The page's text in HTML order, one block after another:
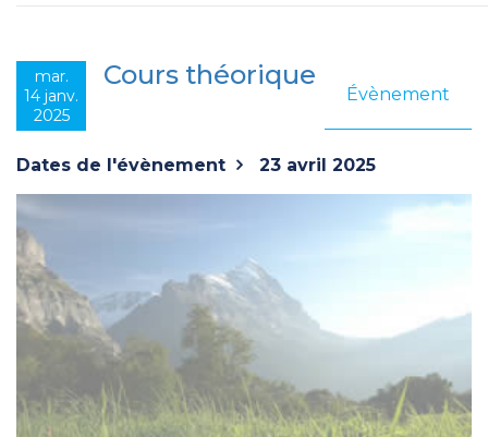
mar.
14 janv.
2025
Évènement
Cours théorique
Dates de l'évènement 23 avril 2025